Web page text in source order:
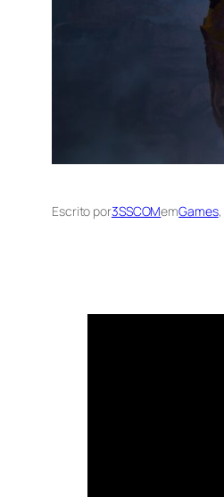
Escrito por3SSCOMemGames,